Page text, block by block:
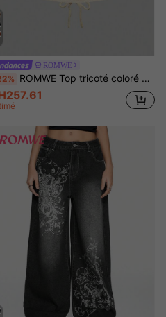
ROMWE
ROMWE Top tricoté coloré pour femmes, style bohème hippie d'été pour vacances, avec broderie œil, lune & étoile et perles